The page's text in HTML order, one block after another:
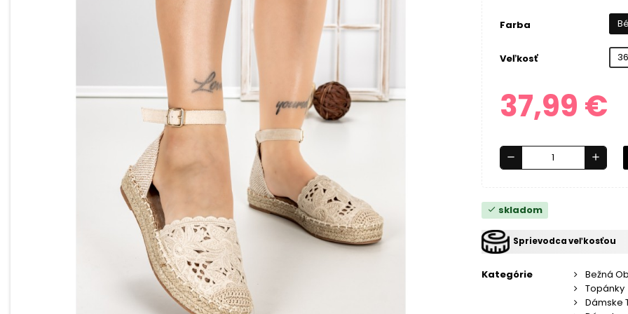
Farba
Veľkosť 36
37,99 €
remove add
check skladom
Sprievodca veľkosťou
Kategórie
Bežná
Topánky
Dámske